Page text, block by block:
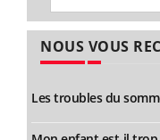
NOUS VOUS
Les troubles du